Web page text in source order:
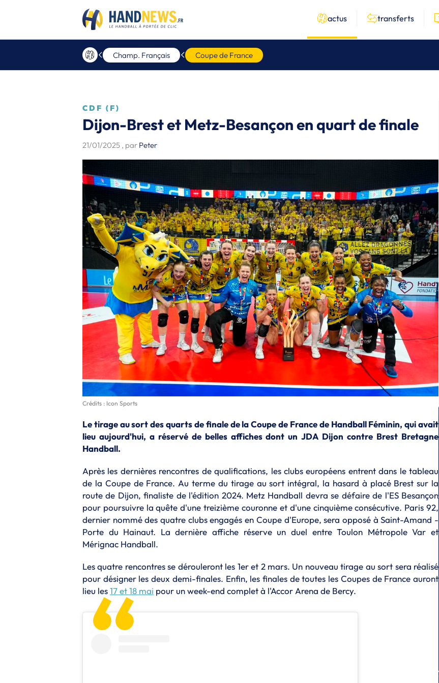
actus transferts
Champ. Français Coupe de France
CDF (F)
Dijon-Brest et Metz-Besançon en quart de finale
21/01/2025 , par Peter
Crédits : Icon Sports
Le tirage au sort des quarts de finale de la Coupe de France de Handball Féminin, qui avait
lieu aujourd'hui, a réservé de belles affiches dont un JDA Dijon contre Brest Bretagne
Handball.
Après les dernières rencontres de qualifications, les clubs européens entrent dans le tableau
de la Coupe de France. Au terme du tirage au sort intégral, la hasard à placé Brest sur la
route de Dijon, finaliste de l'édition 2024. Metz Handball devra se défaire de l'ES Besançon
pour poursuivre la quête d'une treizième couronne et d'une cinquième consécutive. Paris 92,
dernier nommé des quatre clubs engagés en Coupe d'Europe, sera opposé à Saint-Amand -
Porte du Hainaut. La dernière affiche réserve un duel entre Toulon Métropole Var et
Mérignac Handball.
Les quatre rencontres se dérouleront les 1er et 2 mars. Un nouveau tirage au sort sera réalisé
pour désigner les deux demi-finales. Enfin, les finales de toutes les Coupes de France auront
lieu les17 et 18 mai pour un week-end complet à l'Accor Arena de Bercy.